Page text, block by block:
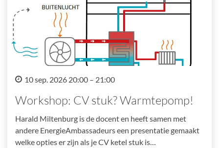
10 sep. 2026 20:00 – 21:00
Workshop: CV stuk? Warmtepomp!
Harald Miltenburg is de docent en heeft samen met
andere EnergieAmbassadeurs een presentatie gemaakt
welke opties er zijn als je CV ketel stuk is…